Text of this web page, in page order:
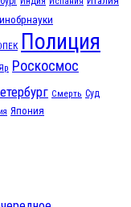
Полиция
Роскосмос
Смерть Суд
Япония